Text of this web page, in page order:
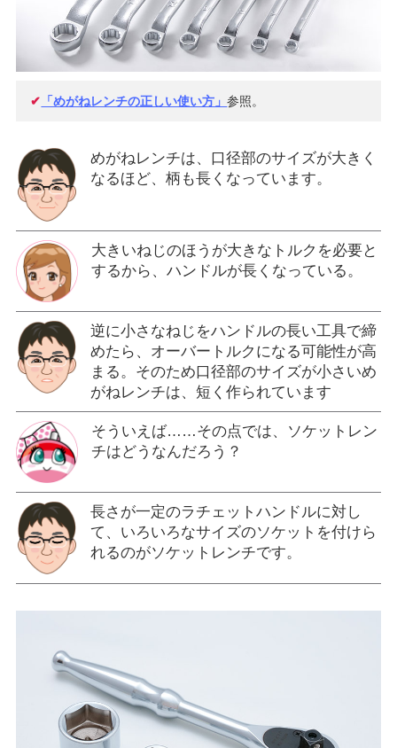
✔ 「めがねレンチの正しい使い方」参照。
めがねレンチは、口径部のサイズが大きく
なるほど、柄も長くなっています。
大きいねじのほうが大きなトルクを必要と
するから、ハンドルが長くなっている。
逆に小さなねじをハンドルの長い工具で締
めたら、オーバートルクになる可能性が高
まる。そのため口径部のサイズが小さいめ
がねレンチは、短く作られています
そういえば……その点では、ソケットレン
チはどうなんだろう？
長さが一定のラチェットハンドルに対し
て、いろいろなサイズのソケットを付けら
れるのがソケットレンチです。